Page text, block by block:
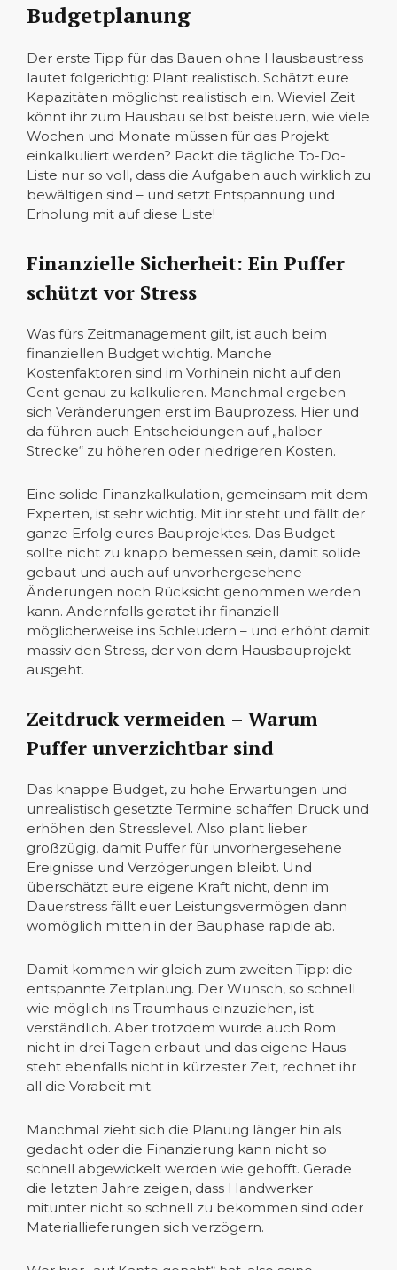
Budgetplanung
Der erste Tipp für das Bauen ohne Hausbaustress
lautet folgerichtig: Plant realistisch. Schätzt eure
Kapazitäten möglichst realistisch ein. Wieviel Zeit
könnt ihr zum Hausbau selbst beisteuern, wie viele
Wochen und Monate müssen für das Projekt
einkalkuliert werden? Packt die tägliche To-Do-
Liste nur so voll, dass die Aufgaben auch wirklich zu
bewältigen sind – und setzt Entspannung und
Erholung mit auf diese Liste!
Finanzielle Sicherheit: Ein Puffer
schützt vor Stress
Was fürs Zeitmanagement gilt, ist auch beim
finanziellen Budget wichtig. Manche
Kostenfaktoren sind im Vorhinein nicht auf den
Cent genau zu kalkulieren. Manchmal ergeben
sich Veränderungen erst im Bauprozess. Hier und
da führen auch Entscheidungen auf „halber
Strecke“ zu höheren oder niedrigeren Kosten.
Eine solide Finanzkalkulation, gemeinsam mit dem
Experten, ist sehr wichtig. Mit ihr steht und fällt der
ganze Erfolg eures Bauprojektes. Das Budget
sollte nicht zu knapp bemessen sein, damit solide
gebaut und auch auf unvorhergesehene
Änderungen noch Rücksicht genommen werden
kann. Andernfalls geratet ihr finanziell
möglicherweise ins Schleudern – und erhöht damit
massiv den Stress, der von dem Hausbauprojekt
ausgeht.
Zeitdruck vermeiden – Warum
Puffer unverzichtbar sind
Das knappe Budget, zu hohe Erwartungen und
unrealistisch gesetzte Termine schaffen Druck und
erhöhen den Stresslevel. Also plant lieber
großzügig, damit Puffer für unvorhergesehene
Ereignisse und Verzögerungen bleibt. Und
überschätzt eure eigene Kraft nicht, denn im
Dauerstress fällt euer Leistungsvermögen dann
womöglich mitten in der Bauphase rapide ab.
Damit kommen wir gleich zum zweiten Tipp: die
entspannte Zeitplanung. Der Wunsch, so schnell
wie möglich ins Traumhaus einzuziehen, ist
verständlich. Aber trotzdem wurde auch Rom
nicht in drei Tagen erbaut und das eigene Haus
steht ebenfalls nicht in kürzester Zeit, rechnet ihr
all die Vorabeit mit.
Manchmal zieht sich die Planung länger hin als
gedacht oder die Finanzierung kann nicht so
schnell abgewickelt werden wie gehofft. Gerade
die letzten Jahre zeigen, dass Handwerker
mitunter nicht so schnell zu bekommen sind oder
Materiallieferungen sich verzögern.